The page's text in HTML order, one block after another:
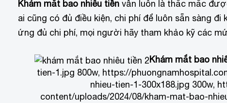
Khám mắt bao nhiêu tiền vẫn luôn là thắc mắc
ai cũng có đủ điều kiện, chi phí để luôn sẵn sàng
ứng đủ chi phí, mọi người hãy tham khảo kỹ các
Khám mắt bao
tien-1.jpg 800w, https://
nhieu-tien-1-300x188.jpg 300w,
content/uploads/2024/08/kham-mat-bao-